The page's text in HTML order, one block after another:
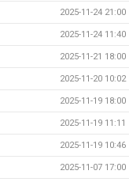
2025-11-24 21:00
2025-11-24 11:40
2025-11-21 18:00
2025-11-20 10:02
2025-11-19 18:00
2025-11-19 11:11
2025-11-19 10:46
2025-11-07 17:00